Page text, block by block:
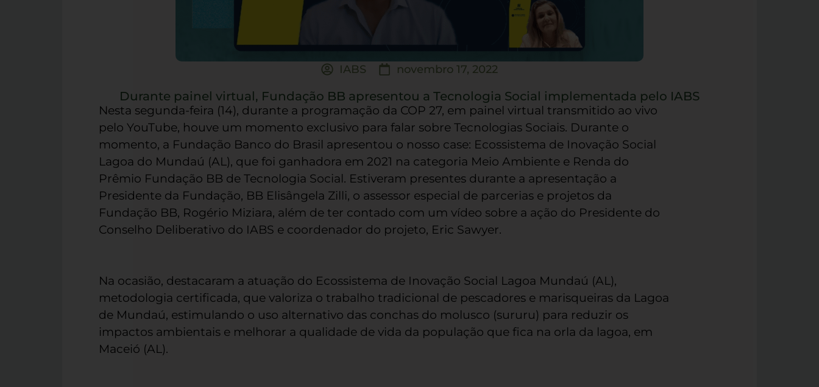
IABS novembro 17, 2022
Durante painel virtual, Fundação BB apresentou a Tecnologia Social implementada pelo IABS
Nesta segunda-feira (14), durante a programação da COP 27, em painel virtual transmitido ao vivo
pelo YouTube, houve um momento exclusivo para falar sobre Tecnologias Sociais. Durante o
momento, a Fundação Banco do Brasil apresentou o nosso case: Ecossistema de Inovação Social
Lagoa do Mundaú (AL), que foi ganhadora em 2021 na categoria Meio Ambiente e Renda do
Prêmio Fundação BB de Tecnologia Social. Estiveram presentes durante a apresentação a
Presidente da Fundação, BB Elisângela Zilli, o assessor especial de parcerias e projetos da
Fundação BB, Rogério Miziara, além de ter contado com um vídeo sobre a ação do Presidente do
Conselho Deliberativo do IABS e coordenador do projeto, Eric Sawyer.
Na ocasião, destacaram a atuação do Ecossistema de Inovação Social Lagoa Mundaú (AL),
metodologia certificada, que valoriza o trabalho tradicional de pescadores e marisqueiras da Lagoa
de Mundaú, estimulando o uso alternativo das conchas do molusco (sururu) para reduzir os
impactos ambientais e melhorar a qualidade de vida da população que fica na orla da lagoa, em
Maceió (AL).